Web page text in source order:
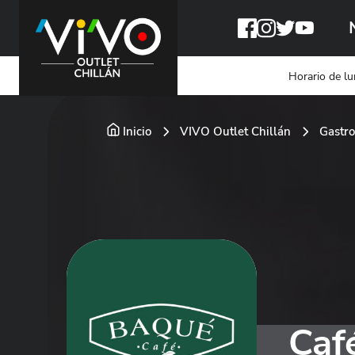
Horario de
Inicio VIVO Outlet Chillán